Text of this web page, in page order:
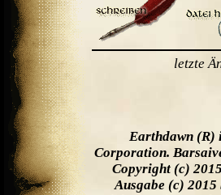
letzte
Earthdawn (R)
Corporation.
Copyright (c)
Ausgabe (c) 2015